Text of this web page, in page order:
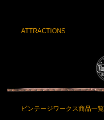
ATTRACTIONS
ビンテージワークス商品一覧